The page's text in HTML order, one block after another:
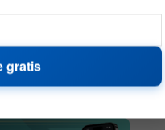
colapsos
DE 2026 555
gratis